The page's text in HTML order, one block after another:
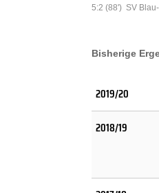
5:2 (88') SV
Bisherige
2019/20
2018/19